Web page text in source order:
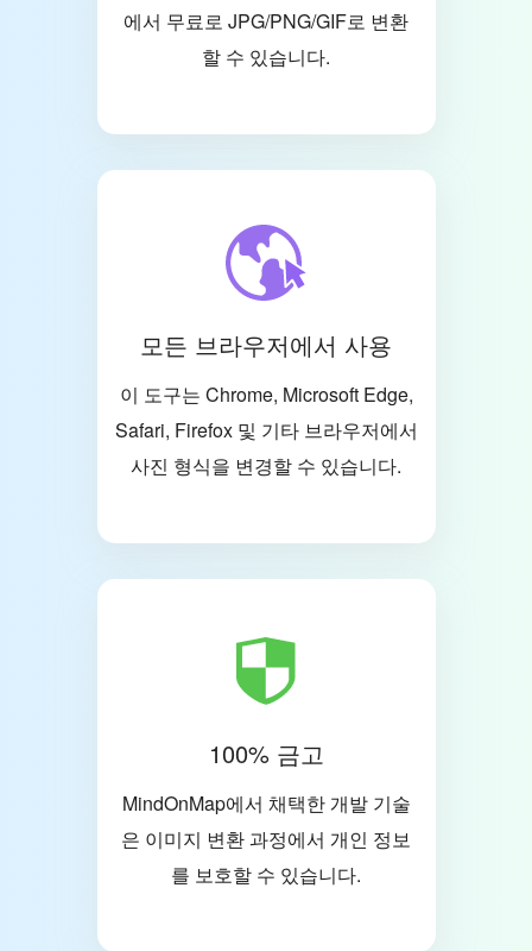
에서 무료로 JPG/PNG/GIF로 변환
할 수 있습니다.
모든 브라우저에서 사용
이 도구는 Chrome, Microsoft Edge,
Safari, Firefox 및 기타 브라우저에서
사진 형식을 변경할 수 있습니다.
100% 금고
MindOnMap에서 채택한 개발 기술
은 이미지 변환 과정에서 개인 정보
를 보호할 수 있습니다.